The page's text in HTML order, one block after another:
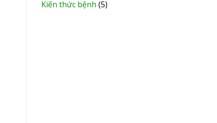
Kiến thức bệnh (5)